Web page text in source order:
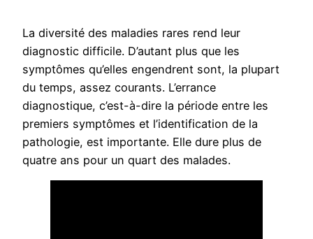
La diversité des maladies rares rend leur
diagnostic difficile. D’autant plus que les
symptômes qu’elles engendrent sont, la plupart
du temps, assez courants. L’errance
diagnostique, c’est-à-dire la période entre les
premiers symptômes et l’identification de la
pathologie, est importante. Elle dure plus de
quatre ans pour un quart des malades.